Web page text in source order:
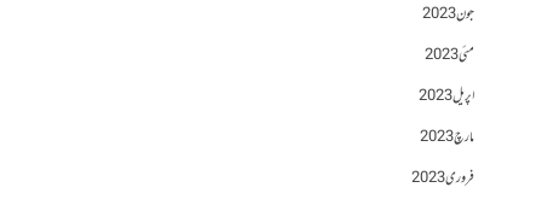
جون 2023
مئی 2023
اپریل 2023
مارچ 2023
فروری 2023